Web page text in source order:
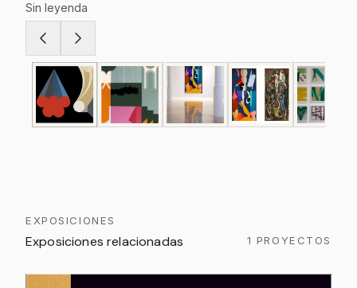
Sin leyenda
EXPOSICIONES
Exposiciones relacionadas 1 PROYECTOS